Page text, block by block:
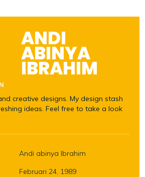
ANDI
ABINYA
IBRAHIM
creative designs. My design stash
ideas. Feel free to take a look
Andi abinya Ibrahim
Februari 24, 1989